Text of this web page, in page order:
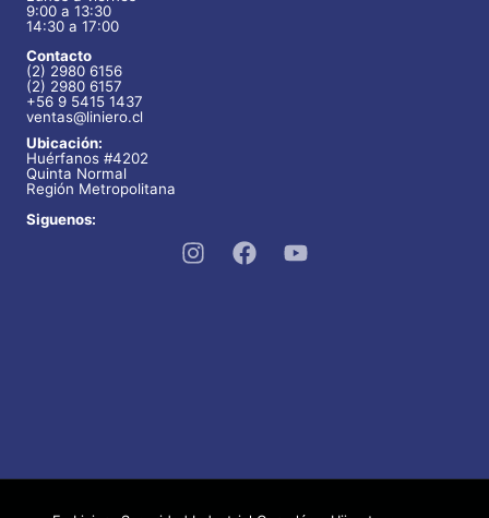
9:00 a 13:30
14:30 a 17:00
Contacto
(2) 2980 6156
(2) 2980 6157
+56 9 5415 1437
ventas@liniero.cl
Ubicación:
Huérfanos #4202
Quinta Normal
Región Metropolitana
Siguenos: